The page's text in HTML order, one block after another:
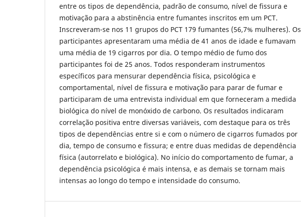
entre os tipos de dependência, padrão de consumo, nível de fissura e
motivação para a abstinência entre fumantes inscritos em um PCT.
Inscreveram-se nos 11 grupos do PCT 179 fumantes (56,7% mulheres). Os
participantes apresentaram uma média de 41 anos de idade e fumavam
uma média de 19 cigarros por dia. O tempo médio de fumo dos
participantes foi de 25 anos. Todos responderam instrumentos
específicos para mensurar dependência física, psicológica e
comportamental, nível de fissura e motivação para parar de fumar e
participaram de uma entrevista individual em que forneceram a medida
biológica do nível de monóxido de carbono. Os resultados indicaram
correlação positiva entre diversas variáveis, com destaque para os três
tipos de dependências entre si e com o número de cigarros fumados por
dia, tempo de consumo e fissura; e entre duas medidas de dependência
física (autorrelato e biológica). No início do comportamento de fumar, a
dependência psicológica é mais intensa, e as demais se tornam mais
intensas ao longo do tempo e intensidade do consumo.